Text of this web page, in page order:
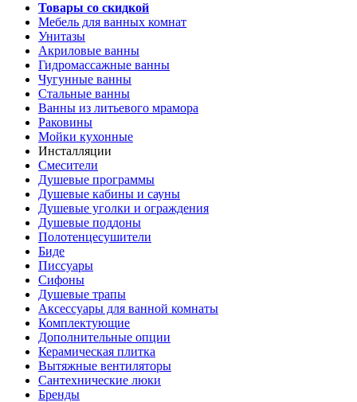
Товары со скидкой
Мебель для ванных комнат
Унитазы
Акриловые ванны
Гидромассажные ванны
Чугунные ванны
Стальные ванны
Ванны из литьевого мрамора
Раковины
Мойки кухонные
Инсталляции
Смесители
Душевые программы
Душевые кабины и сауны
Душевые уголки и ограждения
Душевые поддоны
Полотенцесушители
Биде
Писсуары
Сифоны
Душевые трапы
Аксессуары для ванной комнаты
Комплектующие
Дополнительные опции
Керамическая плитка
Вытяжные вентиляторы
Сантехнические люки
Бренды